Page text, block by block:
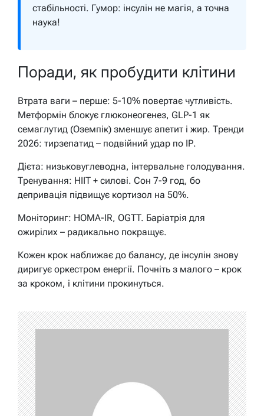
стабільності. Гумор: інсулін не магія, а точна
наука!
Поради, як пробудити клітини
Втрата ваги – перше: 5-10% повертає чутливість.
Метформін блокує глюконеогенез, GLP-1 як
семаглутид (Оземпік) зменшує апетит і жир. Тренди
2026: тирзепатид – подвійний удар по ІР.
Дієта: низьковуглеводна, інтервальне голодування.
Тренування: HIIT + силові. Сон 7-9 год, бо
депривація підвищує кортизол на 50%.
Моніторинг: HOMA-IR, OGTT. Баріатрія для
ожирілих – радикально покращує.
Кожен крок наближає до балансу, де інсулін знову
диригує оркестром енергії. Почніть з малого – крок
за кроком, і клітини прокинуться.